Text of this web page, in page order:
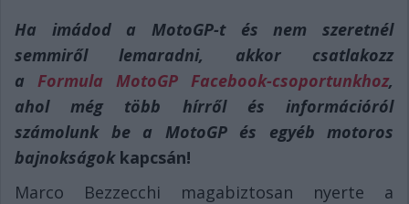
Ha imádod a MotoGP-t és nem szeretnél
semmiről lemaradni, akkor csatlakozz
a Formula MotoGP Facebook-csoportunkhoz,
ahol még több hírről és információról
számolunk be a MotoGP és egyéb motoros
bajnokságokkapcsán!
Marco Bezzecchi magabiztosan nyerte a